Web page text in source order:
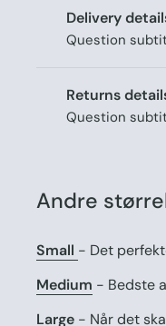
Delivery
Question
Returns
Question
Andre
Small - Det
Medium - Bedste
Large - Når det